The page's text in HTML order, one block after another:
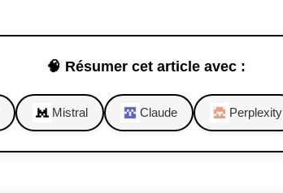
🧠 Résumer cet article avec :
Mistral Claude Perplexity